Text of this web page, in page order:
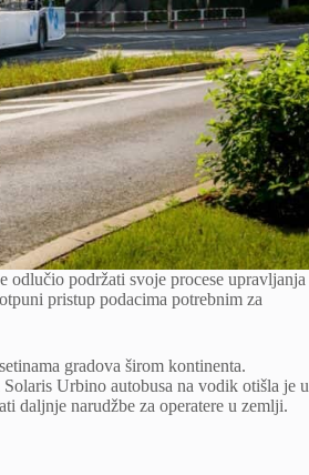
podržati svoje procese upravljanja
pristup podacima potrebnim za
gradova širom kontinenta.
Urbino autobusa na vodik otišla je u
daljnje narudžbe za operatere u zemlji.